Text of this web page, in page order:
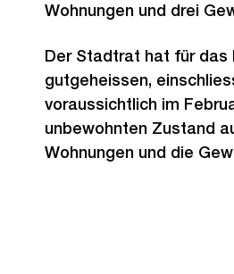
Wohnungen und drei
Der Stadtrat hat für das
gutgeheissen,
voraussichtlich im
unbewohnten Zustand
Wohnungen und die